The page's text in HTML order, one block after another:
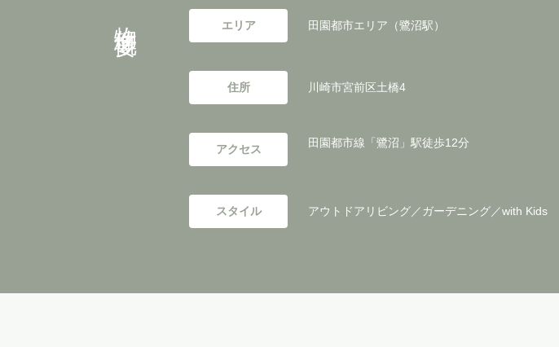
エリア 田園都市エリア（鷺沼駅）
住所 川崎市宮前区土橋4
アクセス 田園都市線「鷺沼」駅徒歩12分
スタイル アウトドアリビング／ガーデニング／with Kids